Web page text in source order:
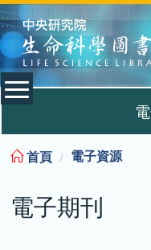
:::
首頁 電子資源
電子期刊